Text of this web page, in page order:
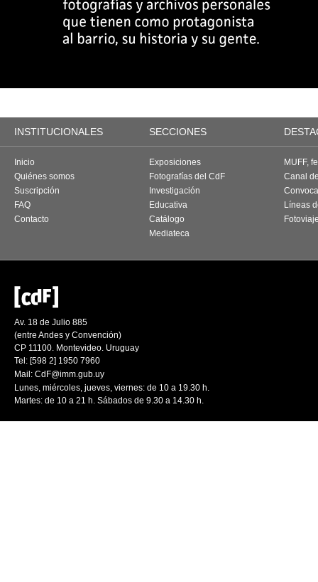
INSTITUCIONALES SECCIONES
Inicio
Quiénes somos
Suscripción
FAQ
Contacto
Exposiciones
Fotografías del CdF
Investigación
Educativa
Catálogo
Mediateca
MUFF,
Canal
Líneas
Av. 18 de Julio 885
(entre Andes y Convención)
CP 11100. Montevideo. Uruguay
Tel: [598 2] 1950 7960
Mail: CdF@imm.gub.uy
Lunes, miércoles, jueves, viernes: de 10 a 19.30 h.
Martes: de 10 a 21 h. Sábados de 9.30 a 14.30 h.